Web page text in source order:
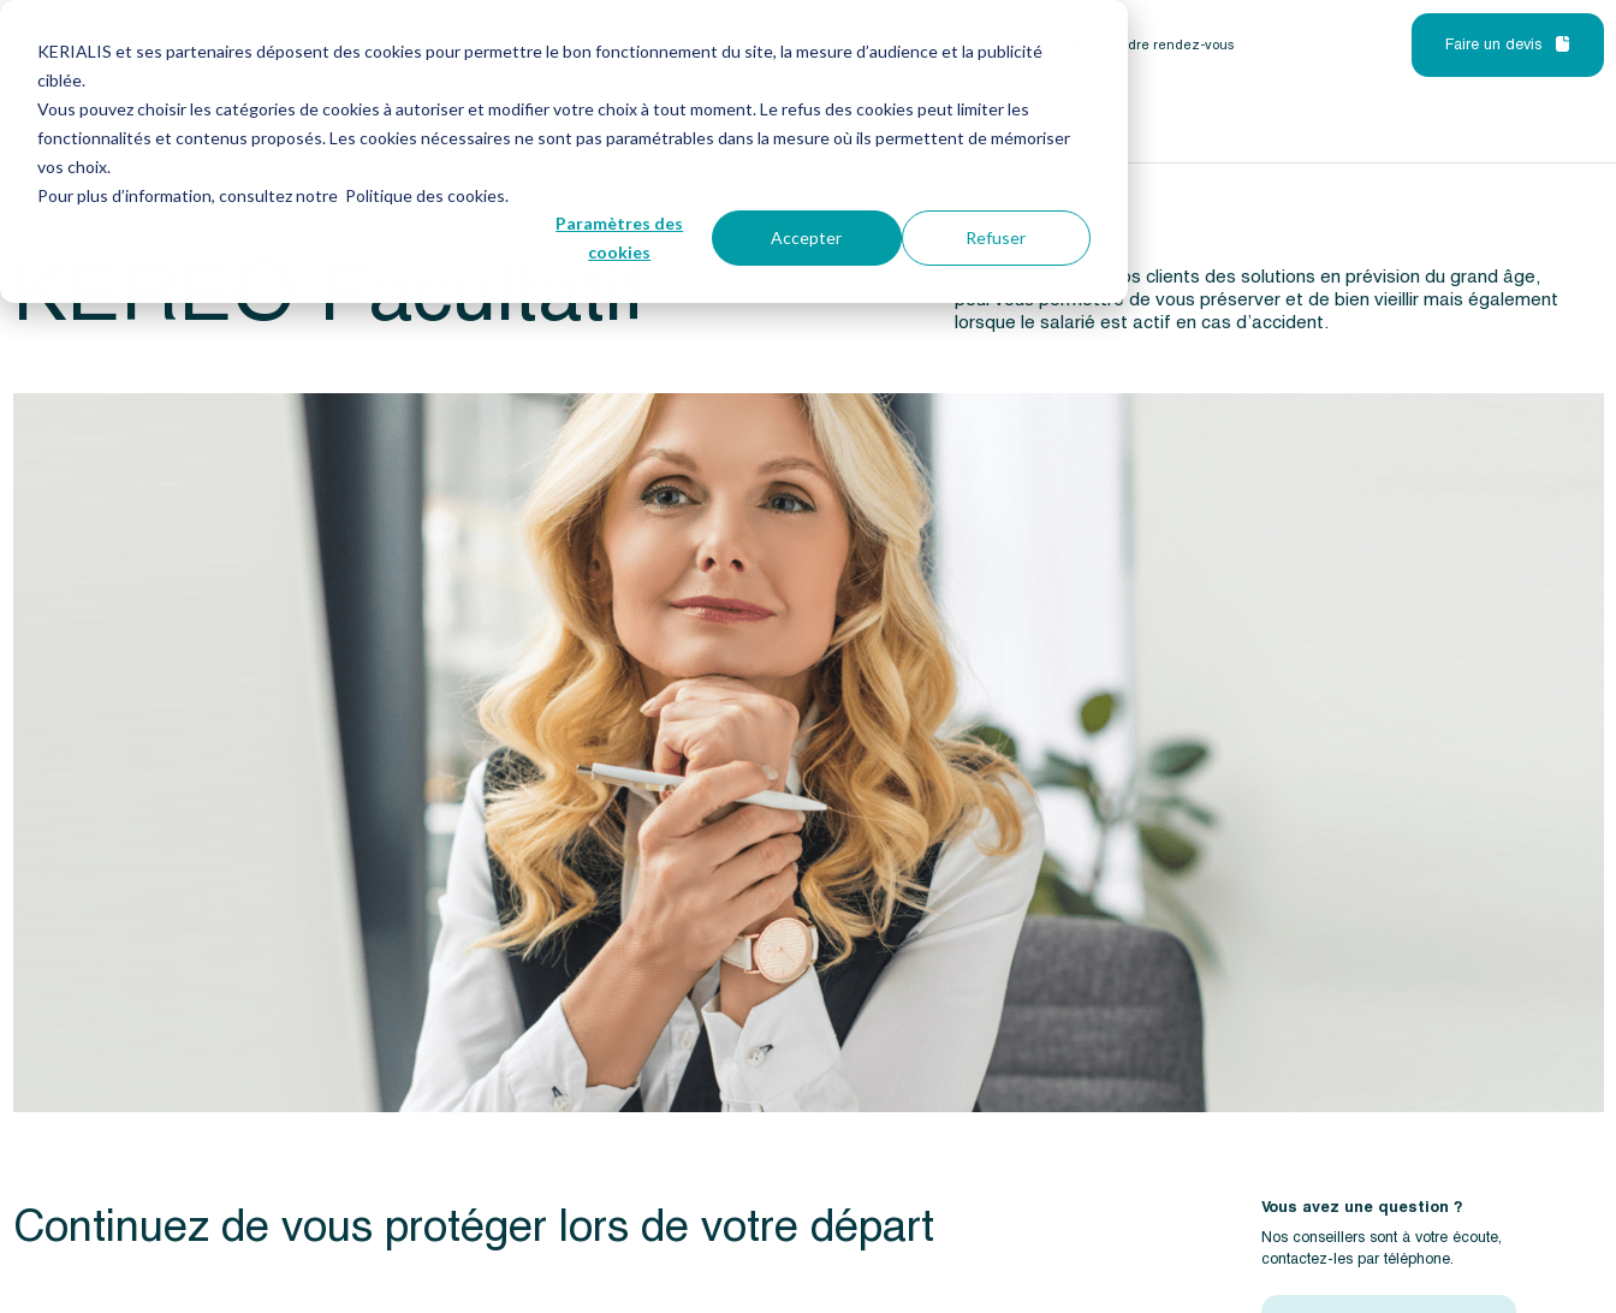
KERIALIS et ses partenaires déposent des cookies pour permettre le bon fonctionnement du site, la mesure d’audience et la publicité
ciblée.
Vous pouvez choisir les catégories de cookies à autoriser et modifier votre choix à tout moment. Le refus des cookies peut limiter les
fonctionnalités et contenus proposés. Les cookies nécessaires ne sont pas paramétrables dans la mesure où ils permettent de mémoriser
vos choix.
Pour plus d’information, consultez notre Politique des cookies.
Paramètres des
cookies
Accepter Refuser
Avocat Expert-Comptable Ressources Notre groupe Me connecter Nous contacter Prendre rendez-vous Faire un devis
KEREO Facultatif La Dépendance La Prévoyance
Accueil Avocat Salarié Prévenir mes imprévus KEREO Facultatif
KEREO Facultatif Nous proposons à nos clients des solutions en prévision du grand âge,
pour vous permettre de vous préserver et de bien vieillir mais également
lorsque le salarié est actif en cas d’accident.
Continuez de vous protéger lors de votre départ Vous avez une question ?
Nos conseillers sont à votre écoute,
contactez-les par téléphone.